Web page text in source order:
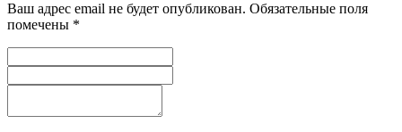
Ваш адрес email не будет опубликован. Обязательные поля
помечены *